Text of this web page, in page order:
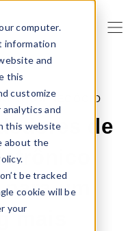
computer.
information
and
this
customize
and
this website
about the
be tracked
cookie will be
your
UM NEGÓCIO
de
um
mais